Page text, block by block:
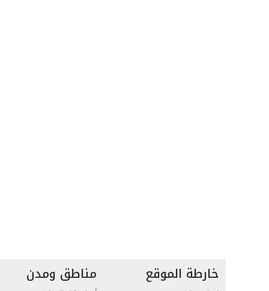
خارطة الموقع مناطق ومدن